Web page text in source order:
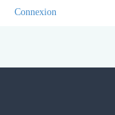
Connexion